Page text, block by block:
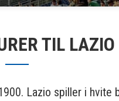
TIL LAZIO
Lazio spiller i